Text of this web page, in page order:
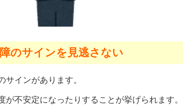
のサインを見逃さない
インがあります。
不安定になったりすることが挙げられます。